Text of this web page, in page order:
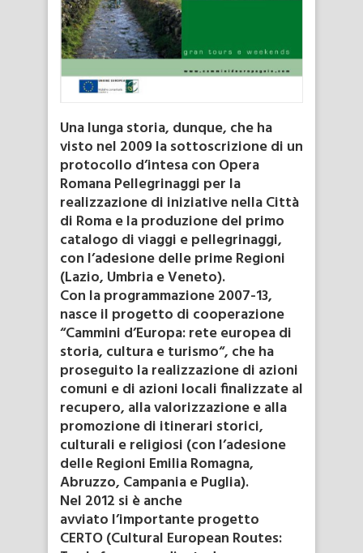
Una lunga storia, dunque, che ha
visto nel 2009 la sottoscrizione di un
protocollo d’intesa con Opera
Romana Pellegrinaggi per la
realizzazione di iniziative nella Città
di Roma e la produzione del primo
catalogo di viaggi e pellegrinaggi,
con l’adesione delle prime Regioni
(Lazio, Umbria e Veneto).
Con la programmazione 2007-13,
nasce il progetto di cooperazione
“Cammini d’Europa: rete europea di
storia, cultura e turismo“, che ha
proseguito la realizzazione di azioni
comuni e di azioni locali finalizzate al
recupero, alla valorizzazione e alla
promozione di itinerari storici,
culturali e religiosi (con l’adesione
delle Regioni Emilia Romagna,
Abruzzo, Campania e Puglia).
Nel 2012 si è anche
avviato l’importante progetto
CERTO (Cultural European Routes: